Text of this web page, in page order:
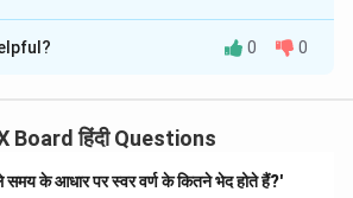
isC
Solution in PDF
0 0
Board हिंदी Questions
समय के आधार पर स्वर वर्ण के कितने भेद होते हैं?'